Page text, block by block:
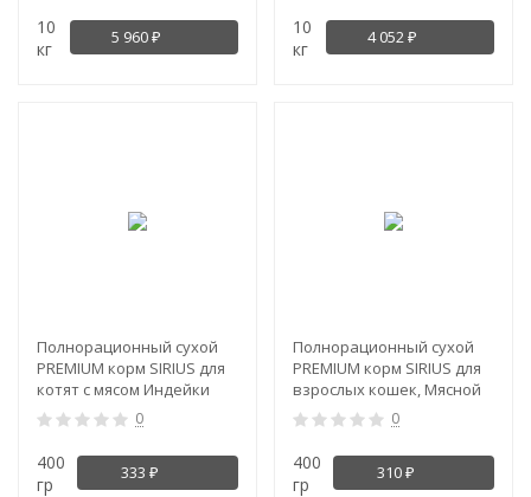
10
кг
5 960 ₽
10
кг
4 052 ₽
Полнорационный сухой
PREMIUM корм SIRIUS для
котят с мясом Индейки
0
400
гр
333 ₽
Полнорационный сухой
PREMIUM корм SIRIUS для
взрослых кошек, Мясной
рацион
0
400
гр
310 ₽